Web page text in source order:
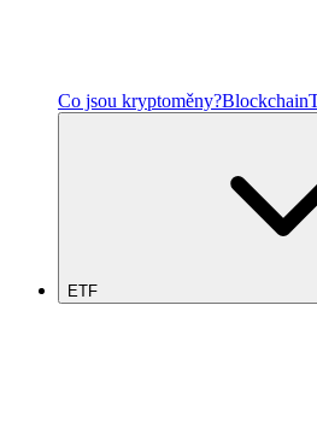
Co jsou kryptoměny?Blockchain
ETF